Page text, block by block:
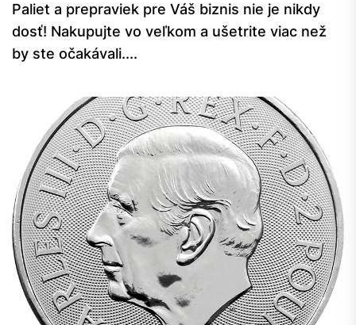
Paliet a prepraviek pre Váš biznis nie je nikdy
dosť! Nakupujte vo veľkom a ušetrite viac než
by ste očakávali....